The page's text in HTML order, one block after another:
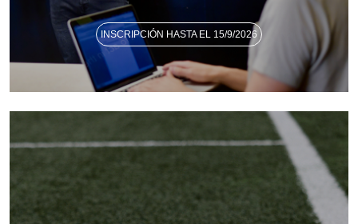
INSCRIPCIÓN HASTA EL 15/9/2026